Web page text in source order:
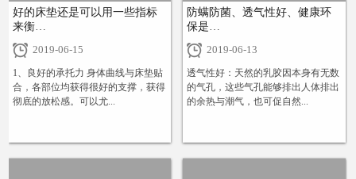
好的床垫还是可以用一些指标
来衡…
2019-06-15
1、良好的承托力 身体曲线与床垫贴
合，各部位均获得很好的支撑，获得
彻底的放松感。可以尤...
+
防螨防菌、透气性好、健康环
保是…
2019-06-13
透气性好：天然的乳胶因本身有无数
的气孔，这些气孔能够排出人体排出
的余热与潮气，也可促自然...
+